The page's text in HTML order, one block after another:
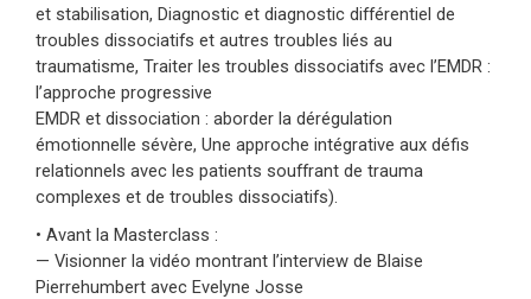
et stabilisation, Diagnostic et diagnostic différentiel de
troubles dissociatifs et autres troubles liés au
traumatisme, Traiter les troubles dissociatifs avec l’EMDR :
l’approche progressive
EMDR et dissociation : aborder la dérégulation
émotionnelle sévère, Une approche intégrative aux défis
relationnels avec les patients souffrant de trauma
complexes et de troubles dissociatifs).
• Avant la Masterclass :
— Visionner la vidéo montrant l’interview de Blaise
Pierrehumbert avec Evelyne Josse